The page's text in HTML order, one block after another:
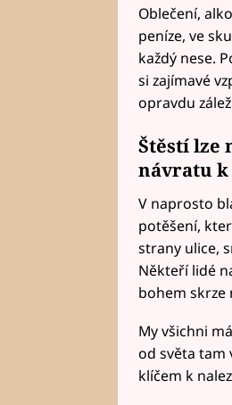
Oblečení,
peníze, ve
každý nese.
si zajímavé
opravdu
Štěstí lze
návratu
V naprosto
potěšení,
strany ulice,
Někteří lidé
bohem skrze
My všichni
od světa tam
klíčem k